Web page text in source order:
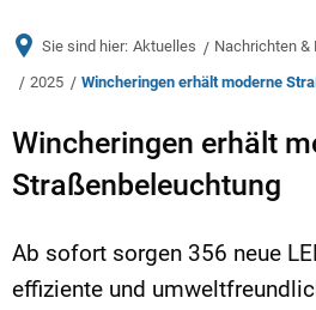
Sie sind hier: Aktuelles Nachrichten &
2025
Wincheringen erhält moderne
Wincheringen erhält
Straßenbeleuchtung
Ab sofort sorgen 356 neue
effiziente und